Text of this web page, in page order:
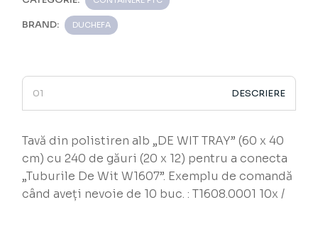
BRAND: DUCHEFA
DESCRIERE
Tavă din polistiren alb „DE WIT TRAY” (60 x 40
cm) cu 240 de găuri (20 x 12) pentru a conecta
„Tuburile De Wit W1607”. Exemplu de comandă
când aveți nevoie de 10 buc. : T1608.0001 10x /